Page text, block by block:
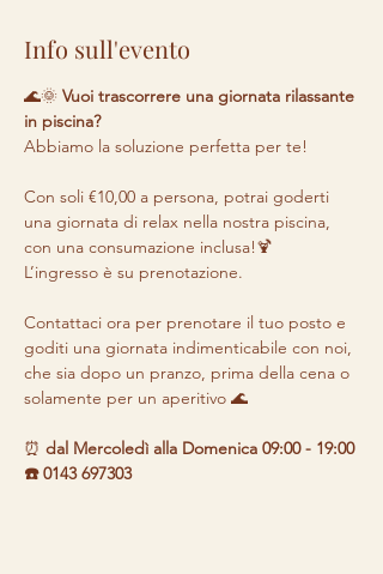
Info sull'evento
🌊🌞 Vuoi trascorrere una giornata rilassante
in piscina?
Abbiamo la soluzione perfetta per te!
Con soli €10,00 a persona, potrai goderti
una giornata di relax nella nostra piscina,
con una consumazione inclusa!🍹
L’ingresso è su prenotazione.
Contattaci ora per prenotare il tuo posto e
goditi una giornata indimenticabile con noi,
che sia dopo un pranzo, prima della cena o
solamente per un aperitivo 🌊
⏰ dal Mercoledì alla Domenica 09:00 - 19:00
☎️ 0143 697303